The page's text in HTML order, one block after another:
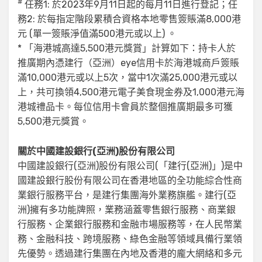
任務1: 於2023年9月11日起的每月11日進行登記；任
務2: 於每指定階段累積合資格本地零售簽賬滿8,000港
元 (單一簽賬淨值滿500港元或以上) 。
* 「海港城高達5,500港元獎賞」計算如下：持卡人於
推廣期內憑建行（亞洲）eye信用卡於海港城商戶簽賬
滿10,000港元或以上5次，當中1次滿25,000港元或以
上，共可換領4,500港元電子美食現金券及1,000港元海
港城禮品卡。每位信用卡會員於整個推廣期最多可獲
5,500港元獎賞。
關於中國建設銀行(亞洲)股份有限公司
中國建設銀行(亞洲)股份有限公司(「建行(亞洲)」)是中
國建設銀行股份有限公司在香港地區的全功能綜合性商
業銀行服務平台，是建行集團海外業務旗艦。建行(亞
洲)擁有多功能牌照，業務涵蓋零售銀行服務、商業銀
行服務、企業銀行服務和金融市場服務等，在人民幣業
務、金融科技、跨境服務、綠色金融等領域具備行業領
先優勢。透過建行集團在內地及香港的龐大網絡和多元